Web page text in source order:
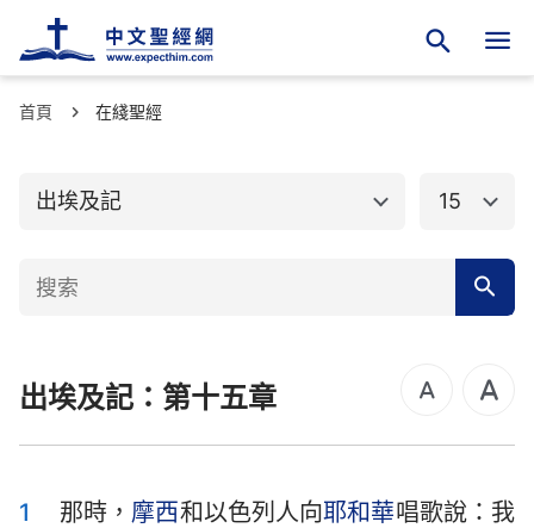
首頁 在綫聖經
出埃及記
舊約聖經
創世記
申命記
撒母耳記上
歷代志上 歷代志下
15
出埃及記：第十五章
1 那時， 摩西和以色列人向耶和華唱歌說：我